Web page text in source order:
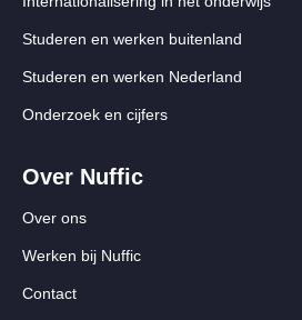
Studeren en werken buitenland
Studeren en werken Nederland
Onderzoek en cijfers
Over Nuffic
Over ons
Werken bij Nuffic
Contact